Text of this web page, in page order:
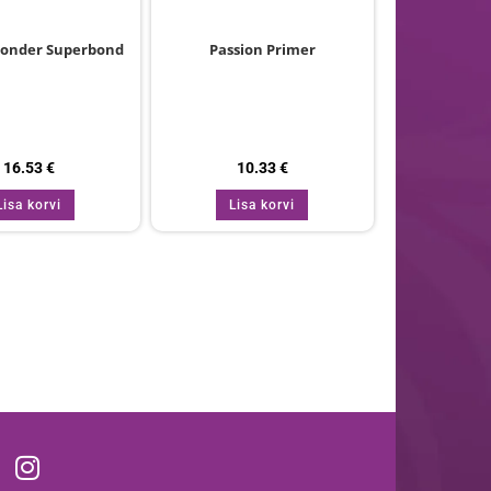
Superbond
16.53€
korvi
Passion Primer
10.33€
Lisa korvi